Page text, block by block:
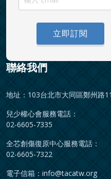
立即訂閱
聯絡我們
地址：103台北市大同區鄭州路
兒少權心會服務電話：
02-6605-7335
全芯創傷復原中心服務電話：
02-6605-7322
電子信箱： info@tacatw.org